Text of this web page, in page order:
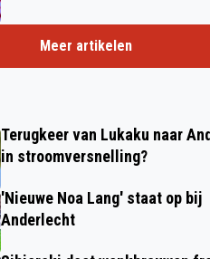
Meer artikelen
Terugkeer van Lukaku naar
in stroomversnelling?
'Nieuwe Noa Lang' staat op bij
Anderlecht